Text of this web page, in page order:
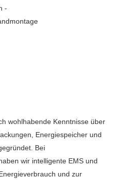
wohlhabende Kenntnisse über
Energiespeicher und
wir intelligente EMS und
und zur